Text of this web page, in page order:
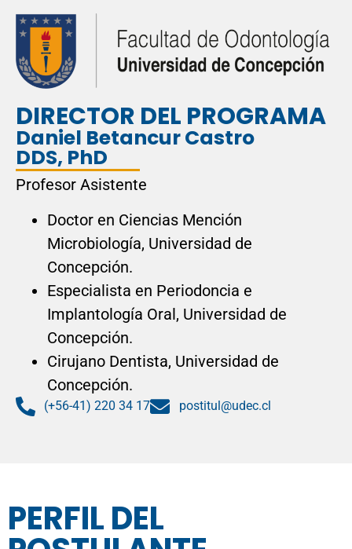
Daniel Betancur Castro
DDS, PhD
Profesor Asistente
Doctor en Ciencias Mención
Microbiología, Universidad de
Concepción.
Especialista en Periodoncia e
Concepción.
Cirujano Dentista, Universidad de
Concepción.
(+56-41) 220 34 17 postitul@udec.cl
PERFIL DEL
equivalente en el extranjero, de práctica general
o de las otras especialidades con